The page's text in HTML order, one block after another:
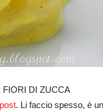
FIORI DI ZUCCA
. Li faccio spesso, è